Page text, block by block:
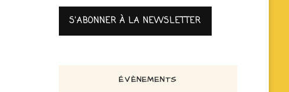
ÉVÈNEMENTS